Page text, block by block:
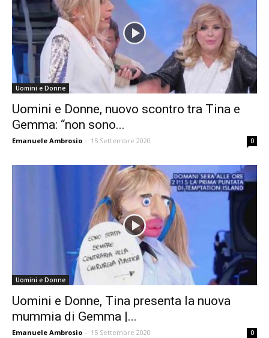
Uomini e Donne
Uomini e Donne, nuovo scontro tra Tina e
Gemma: “non sono...
Emanuele Ambrosio - 15 Settembre 2020 0
Uomini e Donne
Uomini e Donne, Tina presenta la nuova
mummia di Gemma |...
Emanuele Ambrosio - 15 Settembre 2020 0